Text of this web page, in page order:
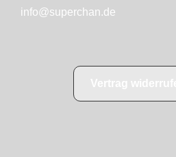
info@superchan.de